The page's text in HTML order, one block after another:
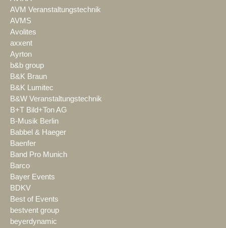
AVM Veranstaltungstechnik
AVMS
Avolites
axxent
Ayrton
b&b group
B&K Braun
B&K Lumitec
B&W Veranstaltungstechnik
B+T Bild+Ton AG
B-Musik Berlin
Babbel & Haeger
Baenfer
Band Pro Munich
Barco
Bayer Events
BDKV
Best of Events
bestvent group
beyerdynamic